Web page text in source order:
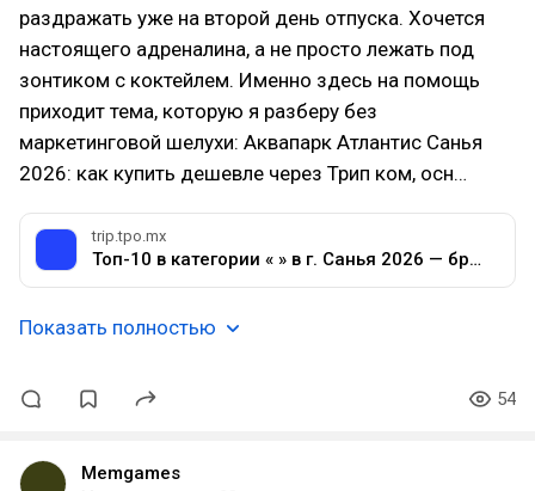
раздражать уже на второй день отпуска. Хочется
настоящего адреналина, а не просто лежать под
зонтиком с коктейлем. Именно здесь на помощь
приходит тема, которую я разберу без
маркетинговой шелухи: Аквапарк Атлантис Санья
2026: как купить дешевле через Трип ком, осн…
trip.tpo.mx
Топ-10 в категории « » в г. Санья 2026 — бронируйте сейчас на Trip.com
Показать полностью
54
Memgames